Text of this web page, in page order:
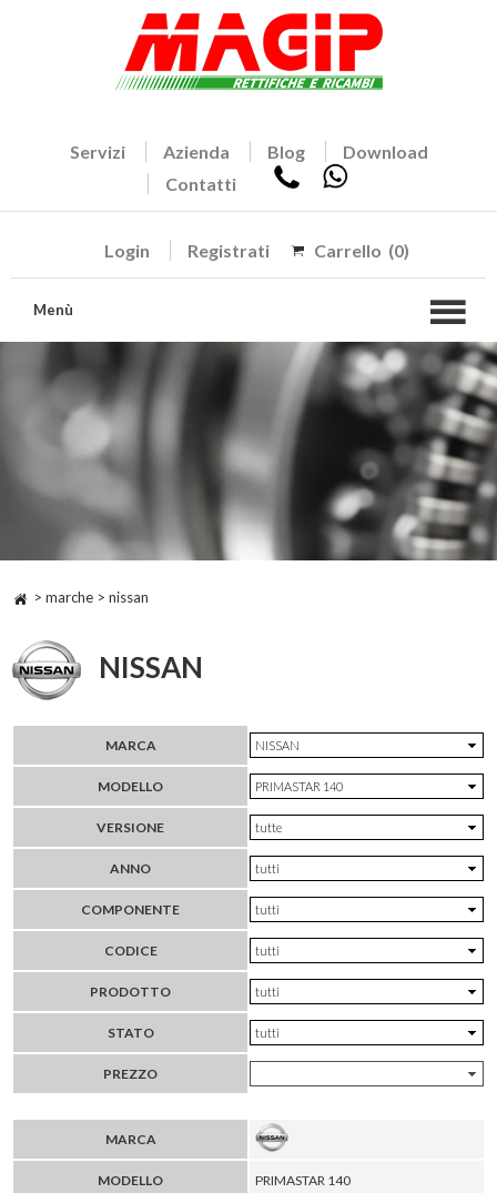
Servizi Azienda Blog
Download
Contatti
Login Registrati Carrello (0)
Menù
> marche > nissan
NISSAN
MARCA
MODELLO
VERSIONE
ANNO
COMPONENTE
CODICE
PRODOTTO
STATO
PREZZO
MARCA
MODELLO PRIMASTAR 140